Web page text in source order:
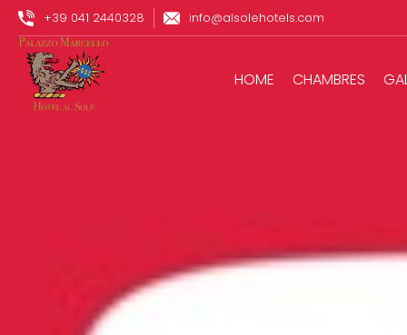
+39 041 2440328 info@alsolehotels.com
HOME CHAMBRES